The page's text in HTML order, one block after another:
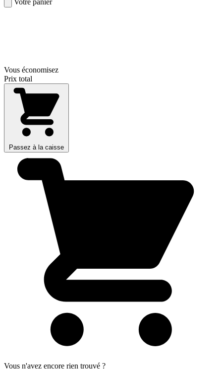
Votre panier
Vous économisez
Prix total
Passez à la caisse
Vous n'avez encore rien trouvé ?